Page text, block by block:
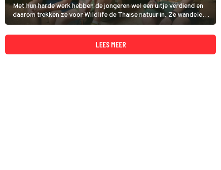
Met hun harde werk hebben de jongeren wel een uitje verdiend en
daarom trekken ze voor Wildlife de Thaise natuur in. Ze wandelen
door een enorme grot en maken een boottocht, waarbij ze aan
boord genieten van een prachtige zonsondergang.
LEES MEER